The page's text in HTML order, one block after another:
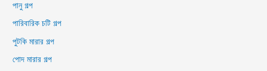
পানু গল্প
পারিবারিক চটি গল্প
পুটকি মারার গল্প
পোদ মারার গল্প